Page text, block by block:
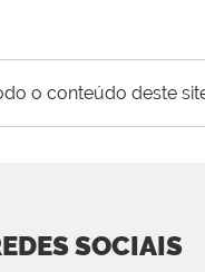
o conteúdo deste
SOCIAIS